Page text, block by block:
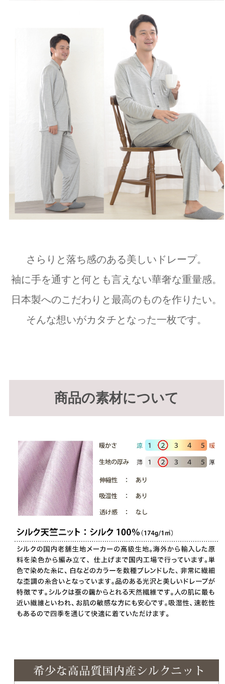
さらりと落ち感のある美しいドレープ。
袖に手を通すと何とも言えない華奢な重量感。
日本製へのこだわりと最高のものを作りたい。
そんな想いがカタチとなった一枚です。
商品の素材について